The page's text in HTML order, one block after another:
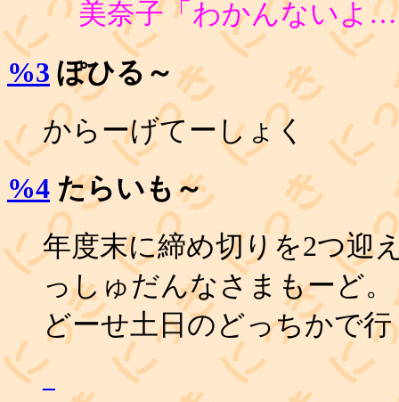
美奈子「わかんないよ
%3 ぽひる～
からーげてーしょく
%4 たらいも～
年度末に締め切りを2つ迎
っしゅだんなさまもーど
どーせ土日のどっちかで